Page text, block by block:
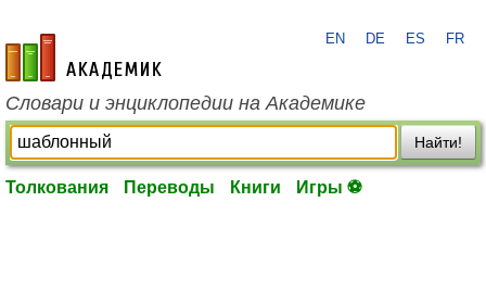
academic.ru
EN DE ES FR
Словари и энциклопедии на Академике
Найти!
Толкования Переводы Книги Игры ⚽